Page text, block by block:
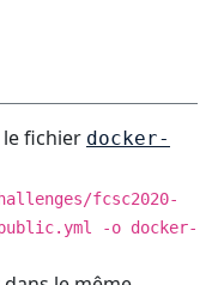
fichier docker-
fcsc2020-
-o docker-